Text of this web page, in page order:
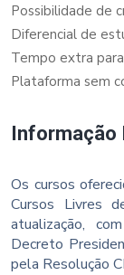
Possibilidade de
Diferencial de
Tempo extra
Plataforma sem
Informação
Os cursos
Cursos Livres
atualização,
Decreto
pela Resolução